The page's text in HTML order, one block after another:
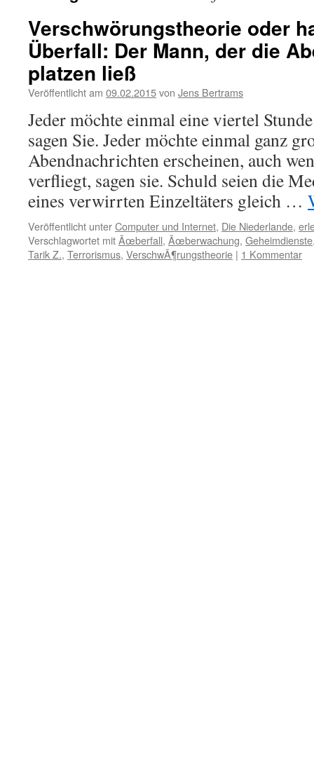
Verschwörungstheorie oder
Überfall: Der Mann, der die
platzen ließ
Veröffentlicht am 09.02.2015von Jens Bertrams
Jeder möchte einmal eine viertel
sagen Sie. Jeder möchte einmal ganz
Abendnachrichten erscheinen, auch
verfliegt, sagen sie. Schuld seien die
eines verwirrten Einzeltäters gleich …
Veröffentlicht unterComputer und Internet, Die Niederlande,
Verschlagwortet mitÃœberfall, Ãœberwachung, Geheimdienste
Tarik Z., Terrorismus, VerschwÃ¶rungstheorie | 1 Kommentar